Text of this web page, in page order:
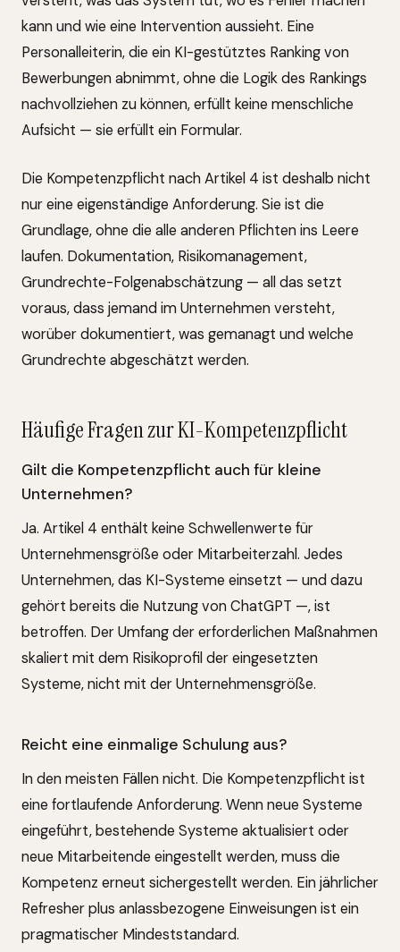
kann und wie eine Intervention aussieht. Eine
Personalleiterin, die ein KI-gestütztes Ranking von
Bewerbungen abnimmt, ohne die Logik des Rankings
nachvollziehen zu können, erfüllt keine menschliche
Aufsicht — sie erfüllt ein Formular.
Die Kompetenzpflicht nach Artikel 4 ist deshalb nicht
nur eine eigenständige Anforderung. Sie ist die
Grundlage, ohne die alle anderen Pflichten ins Leere
laufen. Dokumentation, Risikomanagement,
Grundrechte-Folgenabschätzung — all das setzt
voraus, dass jemand im Unternehmen versteht,
worüber dokumentiert, was gemanagt und welche
Grundrechte abgeschätzt werden.
Häufige Fragen zur KI-Kompetenzpflicht
Gilt die Kompetenzpflicht auch für kleine
Unternehmen?
Ja. Artikel 4 enthält keine Schwellenwerte für
Unternehmensgröße oder Mitarbeiterzahl. Jedes
Unternehmen, das KI-Systeme einsetzt — und dazu
gehört bereits die Nutzung von ChatGPT —, ist
betroffen. Der Umfang der erforderlichen Maßnahmen
skaliert mit dem Risikoprofil der eingesetzten
Systeme, nicht mit der Unternehmensgröße.
Reicht eine einmalige Schulung aus?
In den meisten Fällen nicht. Die Kompetenzpflicht ist
eine fortlaufende Anforderung. Wenn neue Systeme
eingeführt, bestehende Systeme aktualisiert oder
neue Mitarbeitende eingestellt werden, muss die
Kompetenz erneut sichergestellt werden. Ein jährlicher
Refresher plus anlassbezogene Einweisungen ist ein
pragmatischer Mindeststandard.